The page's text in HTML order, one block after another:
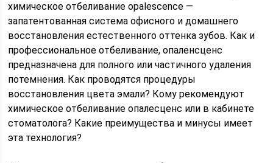
химическое отбеливание opalescence —
запатентованная система офисного и домашнего
восстановления естественного оттенка зубов. Как и
профессиональное отбеливание, опаленсценс
предназначена для полного или частичного удаления
потемнения. Как проводятся процедуры
восстановления цвета эмали? Кому рекомендуют
химическое отбеливание опалесценс или в кабинете
стоматолога? Какие преимущества и минусы имеет
эта технология?